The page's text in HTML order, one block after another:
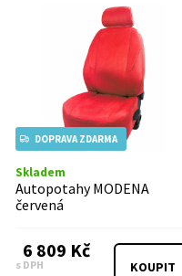
DOPRAVA ZDARMA
Skladem
Autopotahy MODENA
červená
6 809 Kč
s DPH KOUPIT